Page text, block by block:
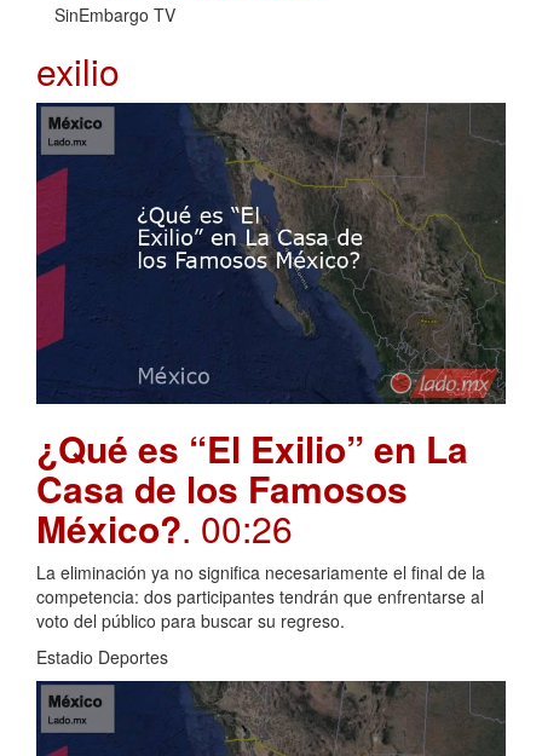
SinEmbargo TV
exilio
¿Qué es “El Exilio” en La
Casa de los Famosos
México?. 00:26
La eliminación ya no significa necesariamente el final de la
competencia: dos participantes tendrán que enfrentarse al
voto del público para buscar su regreso.
Estadio Deportes